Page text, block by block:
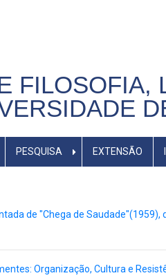
FILOSOFIA,
PESQUISA EXTENSÃO
de "Chega de
Organização, Cultura e